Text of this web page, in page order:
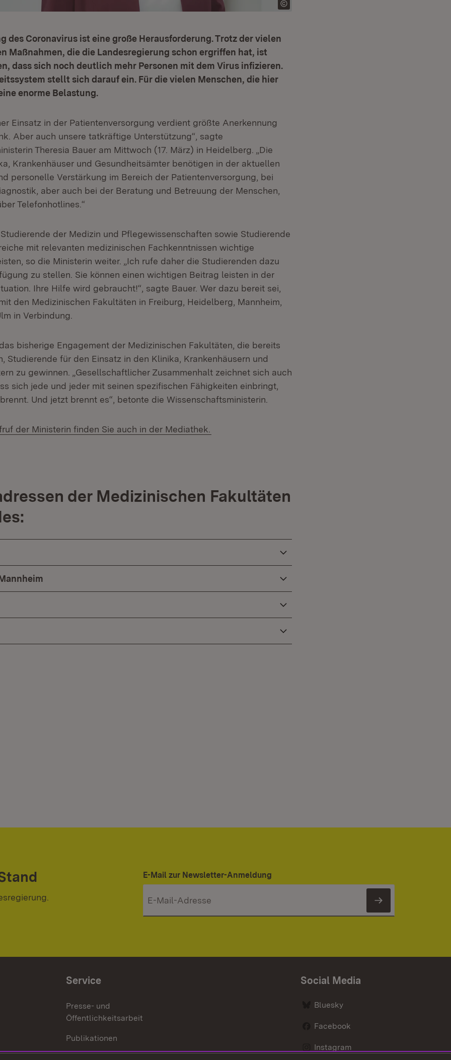
des Coronavirus ist eine große Herausforderung. Trotz der vielen
Maßnahmen, die die Landesregierung schon ergriffen hat, ist
dass sich noch deutlich mehr Personen mit dem Virus infizieren.
stellt sich darauf ein. Für die vielen Menschen, die hier
enorme Belastung.
Einsatz in der Patientenversorgung verdient größte Anerkennung
Aber auch unsere tatkräftige Unterstützung“, sagte
Theresia Bauer am Mittwoch (17. März) in Heidelberg. „Die
Krankenhäuser und Gesundheitsämter benötigen in der aktuellen
personelle Verstärkung im Bereich der Patientenversorgung, bei
aber auch bei der Beratung und Betreuung der Menschen,
Telefonhotlines.“
der Medizin und Pflegewissenschaften sowie Studierende
mit relevanten medizinischen Fachkenntnissen wichtige
so die Ministerin weiter. „Ich rufe daher die Studierenden dazu
zu stellen. Sie können einen wichtigen Beitrag leisten in der
Ihre Hilfe wird gebraucht!“, sagte Bauer. Wer dazu bereit sei,
den Medizinischen Fakultäten in Freiburg, Heidelberg, Mannheim,
in Verbindung.
bisherige Engagement der Medizinischen Fakultäten, die bereits
Studierende für den Einsatz in den Klinika, Krankenhäusern und
zu gewinnen. „Gesellschaftlicher Zusammenhalt zeichnet sich auch
sich jede und jeder mit seinen spezifischen Fähigkeiten einbringt,
Und jetzt brennt es“, betonte die Wissenschaftsministerin.
der Ministerin finden Sie auch in der Mediathek.
der Medizinischen Fakultäten
E-Mail zur Newsletter-Anmeldung
Newsletter
Service
Presse- und
Öffentlichkeitsarbeit
Publikationen
Social Media
Bluesky
Facebook
Instagram